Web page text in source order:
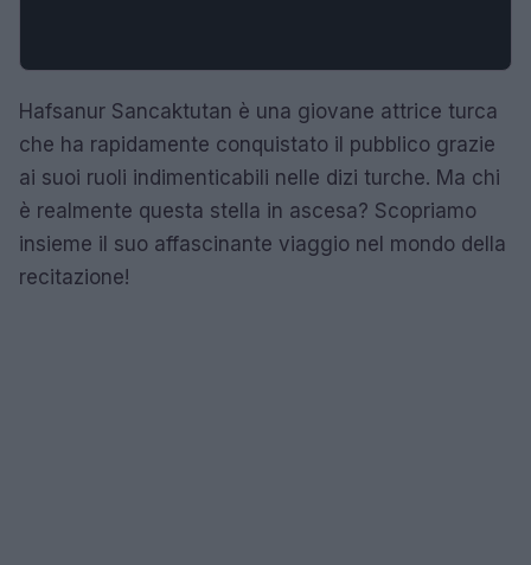
Hafsanur Sancaktutan è una giovane attrice turca
che ha rapidamente conquistato il pubblico grazie
ai suoi ruoli indimenticabili nelle dizi turche. Ma chi
è realmente questa stella in ascesa? Scopriamo
insieme il suo affascinante viaggio nel mondo della
recitazione!